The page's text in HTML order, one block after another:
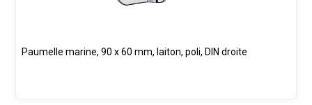
Paumelle marine, 90 x 60 mm, laiton, poli, DIN droite